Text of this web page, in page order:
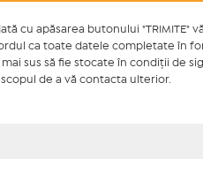
cu apăsarea butonului "TRIMITE"
ca toate datele completate în
mai sus să fie stocate în condiţii de
de a vă contacta ulterior.